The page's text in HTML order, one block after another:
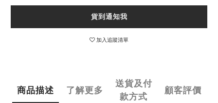
貨到通知我
加入追蹤清單
商品描述 了解更多
送貨及付
款方式
顧客評價